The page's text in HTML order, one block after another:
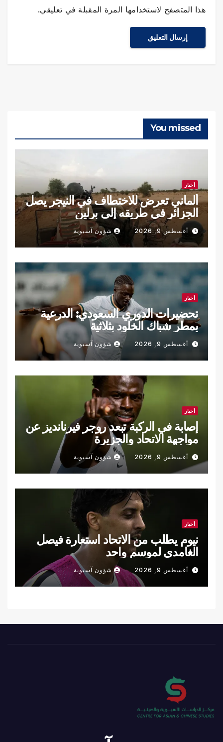
هذا المتصفح لاستخدامها المرة المقبلة في تعليقي.
You missed
أخبار
ألماني تعرض للاختطاف في النيجر يصل
الجزائر في طريقه إلى برلين
أغسطس 9, 2026 شؤون آسيوية
أخبار
تحضيرات الدوري السعودي: الدرعية
يمطر شباك الخلود بثلاثية
أغسطس 9, 2026 شؤون آسيوية
أخبار
إصابة في الركبة تبعد روجر فيرنانديز عن
مواجهة الاتحاد والجزيرة
أغسطس 9, 2026 شؤون آسيوية
أخبار
نيوم يطلب من الاتحاد استعارة فيصل
الغامدي لموسم واحد
أغسطس 9, 2026 شؤون آسيوية